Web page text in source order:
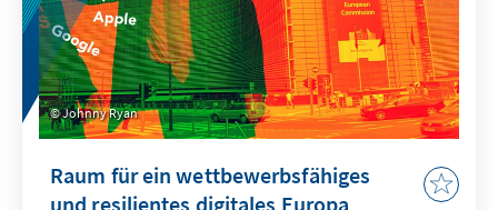
Johnny Ryan
Raum für ein wettbewerbsfähiges
und resilientes digitales Europa